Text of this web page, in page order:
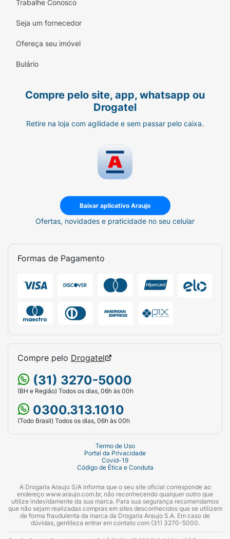
Trabalhe Conosco
Seja um fornecedor
Ofereça seu imóvel
Bulário
Compre pelo site, app, whatsapp ou
Drogatel
Retire na loja com agilidade e sem passar pelo caixa.
Baixar aplicativo Araujo
Ofertas, novidades e praticidade no seu celular
Formas de Pagamento
Compre pelo Drogatel
(31) 3270-5000
(BH e Região) Todos os dias, 06h às 00h
0300.313.1010
(Todo Brasil) Todos os dias, 06h às 00h
Termo de Uso
Portal da Privacidade
Covid-19
Código de Ética e Conduta
A Drogaria Araujo S/A informa que o seu site oficial corresponde ao
endereço www.araujo.com.br, não reconhecendo qualquer outro que
utilize indevidamente da sua marca. Para sua segurança recomendamos
que não sejam realizadas compras em sites desconhecidos que se utilizem
de forma fraudulenta da marca da Drogaria Araujo S.A. Em caso de
dúvidas, gentileza entrar em contato com (31) 3270-5000.